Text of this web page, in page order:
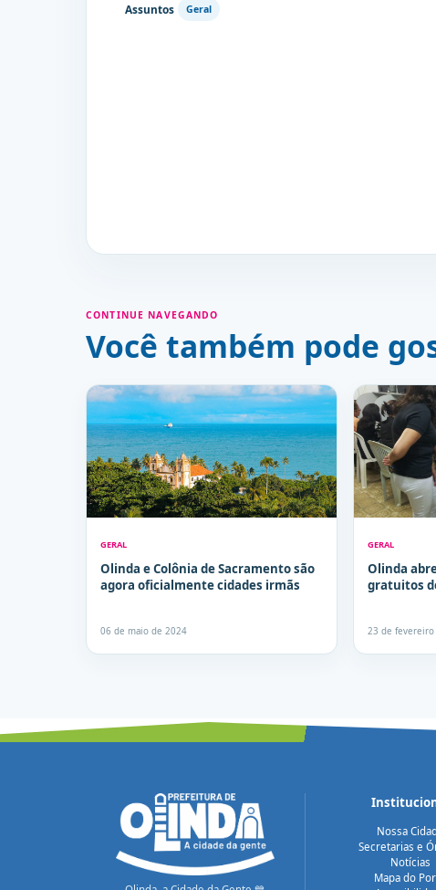
Assuntos Geral
CONTINUE NAVEGANDO
Você também pode
GERAL
Olinda e Colônia de Sacramento são
agora oficialmente cidades irmãs
06 de maio de 2024
GERAL
Olinda
gratuitos
23 de
Nossa
Secretarias e
Notícias
Mapa do